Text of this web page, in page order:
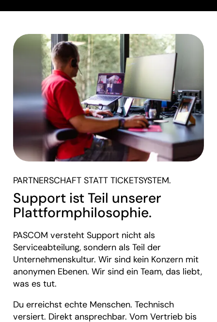
PARTNERSCHAFT STATT TICKETSYSTEM.
Support ist Teil unserer
Plattformphilosophie.
PASCOM versteht Support nicht als
Serviceabteilung, sondern als Teil der
Unternehmenskultur. Wir sind kein Konzern mit
anonymen Ebenen. Wir sind ein Team, das liebt,
was es tut.
Du erreichst echte Menschen. Technisch
versiert. Direkt ansprechbar. Vom Vertrieb bis